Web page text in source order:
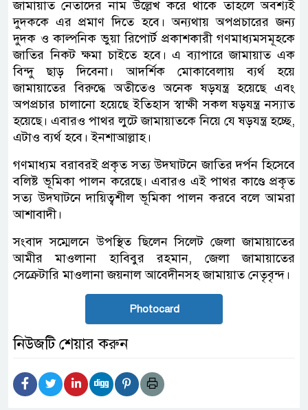
জামায়াত নেতাদের নাম উল্লেখ করে থাকে তাহলে অবশ্যই
দুদককে এর প্রমাণ দিতে হবে। অন্যথায় অপপ্রচারের জন্য
দুদক ও কাল্পনিক ভুয়া রিপোর্ট প্রকাশকারী গণমাধ্যমসমূহকে
জাতির নিকট ক্ষমা চাইতে হবে। এ ব্যাপারে জামায়াত এক
বিন্দু ছাড় দিবেনা। আদর্শিক মোকাবেলায় ব্যর্থ হয়ে
জামায়াতের বিরুদ্ধে অতীতেও অনেক ষড়যন্ত্র হয়েছে এবং
অপপ্রচার চালানো হয়েছে ইতিহাস স্বাক্ষী সকল ষড়যন্ত্র নস্যাত
হয়েছে। এবারও পাথর লুটে জামায়াতকে নিয়ে যে ষড়যন্ত্র হচ্ছে,
এটাও ব্যর্থ হবে। ইনশাআল্লাহ।
গণমাধ্যম বরাবরই প্রকৃত সত্য উদঘাটনে জাতির দর্পন হিসেবে
বলিষ্ট ভূমিকা পালন করেছে। এবারও এই পাথর কাণ্ডে প্রকৃত
সত্য উদঘাটনে দায়িত্বশীল ভূমিকা পালন করবে বলে আমরা
আশাবাদী।
সংবাদ সম্মেলনে উপস্থিত ছিলেন সিলেট জেলা জামায়াতের
আমীর মাওলানা হাবিবুর রহমান, জেলা জামায়াতের
সেক্রেটারি মাওলানা জয়নাল আবেদীনসহ জামায়াত নেতৃবৃন্দ।
Photocard
নিউজটি শেয়ার করুন